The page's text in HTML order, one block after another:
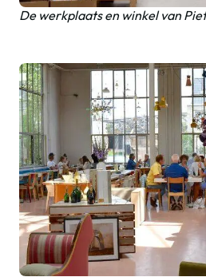
De werkplaats en winkel van